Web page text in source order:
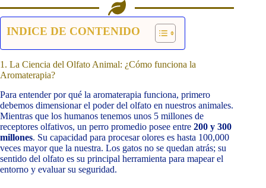
INDICE DE CONTENIDO
1. La Ciencia del Olfato Animal: ¿Cómo funciona la
Aromaterapia?
Para entender por qué la aromaterapia funciona, primero
debemos dimensionar el poder del olfato en nuestros animales.
Mientras que los humanos tenemos unos 5 millones de
receptores olfativos, un perro promedio posee entre 200 y 300
millones. Su capacidad para procesar olores es hasta 100,000
veces mayor que la nuestra. Los gatos no se quedan atrás; su
sentido del olfato es su principal herramienta para mapear el
entorno y evaluar su seguridad.